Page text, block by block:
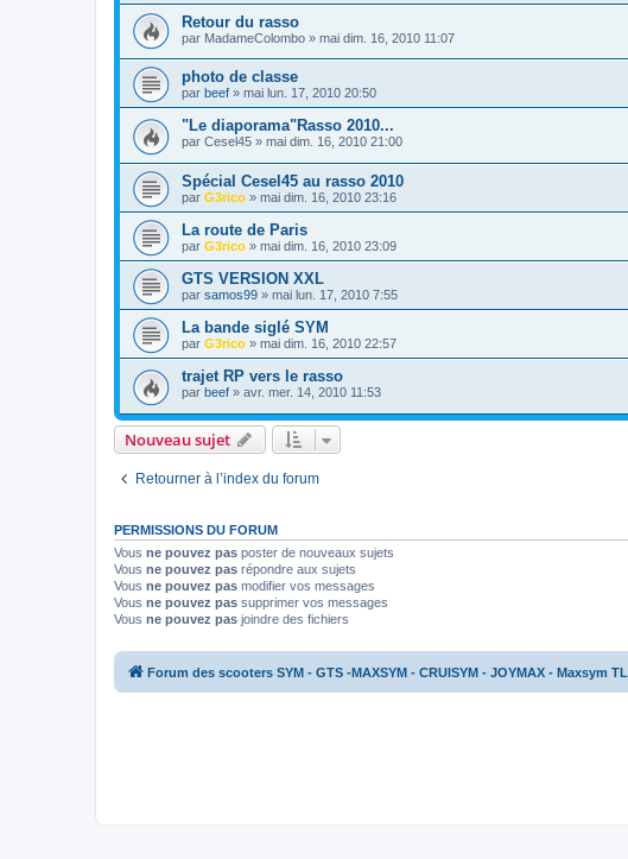
Retour du rasso
par MadameColombo » mai dim. 16, 2010 11:07
photo de classe
par beef » mai lun. 17, 2010 20:50
"Le diaporama"Rasso 2010...
par Cesel45 » mai dim. 16, 2010 21:00
Spécial Cesel45 au rasso 2010
par G3rico » mai dim. 16, 2010 23:16
La route de Paris
par G3rico » mai dim. 16, 2010 23:09
GTS VERSION XXL
par samos99 » mai lun. 17, 2010 7:55
La bande siglé SYM
par G3rico » mai dim. 16, 2010 22:57
trajet RP vers le rasso
par beef » avr. mer. 14, 2010 11:53
Nouveau sujet
Retourner à l’index du forum
PERMISSIONS DU FORUM
Vous ne pouvez pas poster de nouveaux sujets
Vous ne pouvez pas répondre aux sujets
Vous ne pouvez pas modifier vos messages
Vous ne pouvez pas supprimer vos messages
Vous ne pouvez pas joindre des fichiers
Forum des scooters SYM - GTS -MAXSYM - CRUISYM - JOYMAX - Maxsym TL